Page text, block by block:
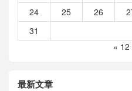
24
25 26
31
« 12
最新文章